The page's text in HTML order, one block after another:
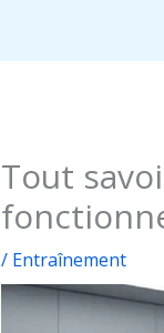
Tout
/ Entraînement